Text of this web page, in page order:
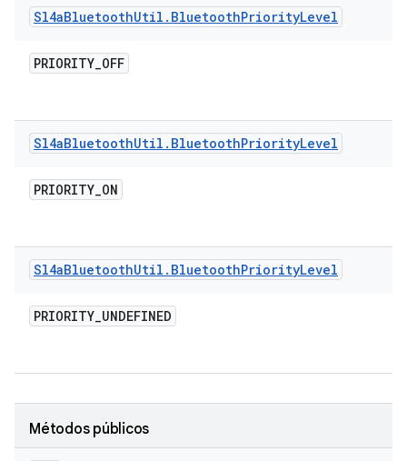
Sl4aBluetoothUtil . BluetoothPriorityLevel
PRIORITY_OFF
Sl4aBluetoothUtil . BluetoothPriorityLevel
PRIORITY_ON
Sl4aBluetoothUtil . BluetoothPriorityLevel
PRIORITY_UNDEFINED
Métodos públicos